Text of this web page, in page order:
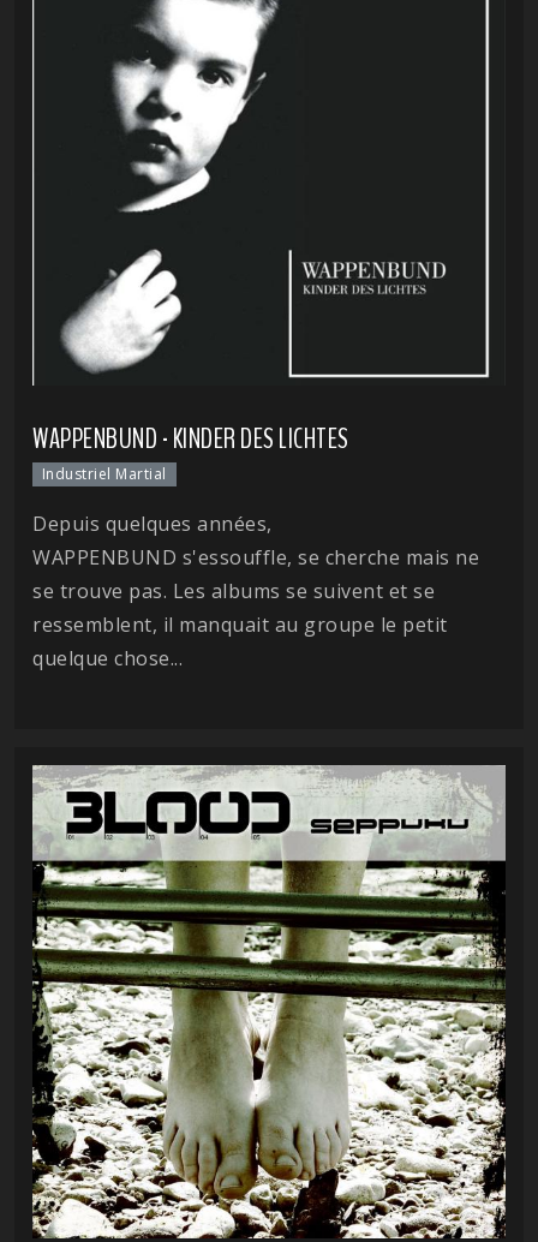
WAPPENBUND - KINDER DES LICHTES
Industriel Martial
Depuis quelques années,
WAPPENBUND s'essouffle, se cherche mais ne
se trouve pas. Les albums se suivent et se
ressemblent, il manquait au groupe le petit
quelque chose...